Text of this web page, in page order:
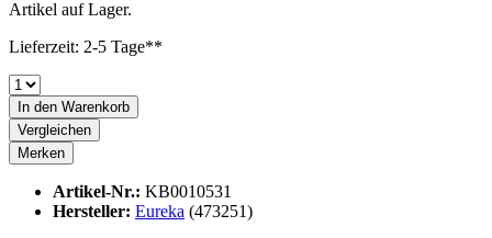
Artikel auf Lager.
Lieferzeit: 2-5 Tage**
In den Warenkorb
Vergleichen
Merken
Artikel-Nr.: KB0010531
Hersteller: Eureka (473251)